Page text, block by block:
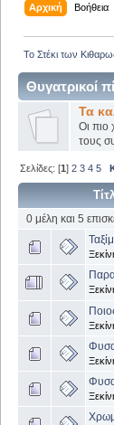
Αρχική Βοήθεια
Το Στέκι των
Θυγατρικοί
Τα
Οι πιο
τους
Σελίδες: [1]2 3 4 5
0 μέλη και 5